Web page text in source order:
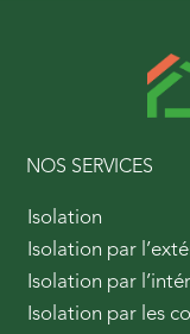
NOS SERVICES
Isolation
Isolation par
Isolation par
Isolation par les